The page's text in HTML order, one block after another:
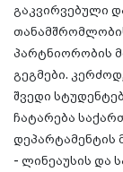
გაკვირვებული
პარტნიორობის
გეგმები.
შვედი
ჩატარება
დეპარტამენტის
- ლინეაუსის და